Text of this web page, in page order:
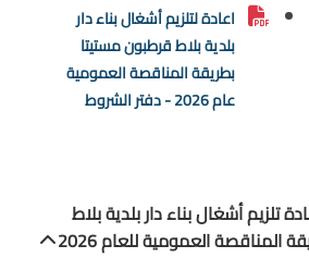
اعادة لتلزيم أشغال بناء دار
بلدية بلاط قرطبون مستيتا
بطريقة المناقصة العمومية
عام 2026 - دفتر الشروط
(1) - اعادة تلزيم أشغال بناء دار بلدية بلاط
العمومية للعام 2026